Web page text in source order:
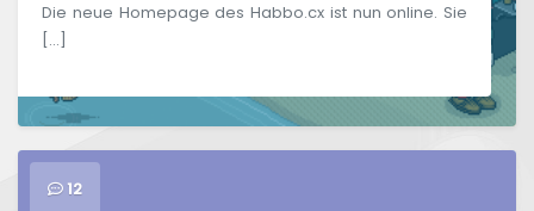
Die neue Homepage des Habbo.cx ist nun online. Sie
[…]
12